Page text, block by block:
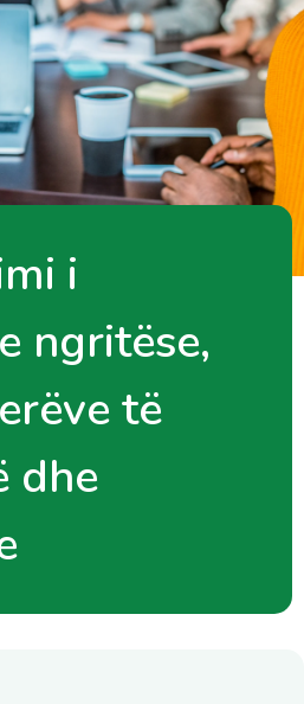
i
ngritëse,
të
dhe